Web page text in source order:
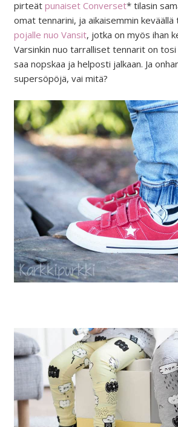
pirteät punaiset Converset* tilasin
omat tennarini, ja aikaisemmin keväällä
pojalle nuo Vansit, jotka on myös ihan
Varsinkin nuo tarralliset tennarit on
saa nopskaa ja helposti jalkaan. Ja
supersöpöjä, vai mitä?